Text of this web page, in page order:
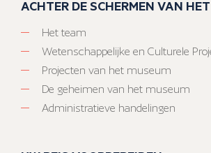
ACHTER DE SCHERMEN VAN
Het team
Wetenschappelijke en Culturele
Projecten van het museum
De geheimen van het museum
Administratieve handelingen